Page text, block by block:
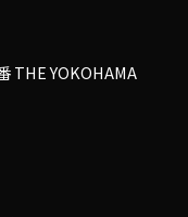
THE YOKOHAMA